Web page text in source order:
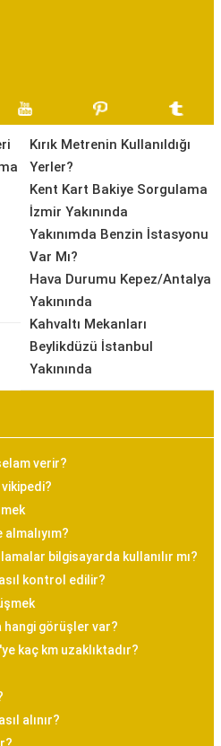
Kırık Metrenin Kullanıldığı
Yerler?
Kent Kart Bakiye Sorgulama
İzmir Yakınında
Yakınımda Benzin İstasyonu
Var Mı?
Hava Durumu Kepez/Antalya
Yakınında
Kahvaltı Mekanları
Beylikdüzü İstanbul
Yakınında
verir?
bilgisayarda kullanılır mı?
kontrol edilir?
hangi görüşler var?
kaç km uzaklıktadır?
alınır?